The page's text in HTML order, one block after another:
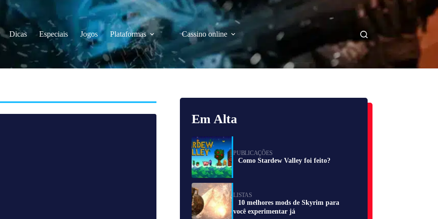
Dicas Especiais Jogos Plataformas Cassino online
Em Alta
PUBLICAÇÕES
Como Stardew Valley foi feito?
LISTAS
10 melhores mods de Skyrim para
você experimentar já